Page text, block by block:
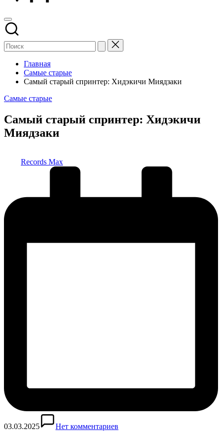
Главная
Самые старые
Самый старый спринтер: Хидэкичи Миядзаки
Опубликовано
Самые старые
Самый старый спринтер: Хидэкичи
Миядзаки
Records Max
03.03.2025
Нет комментариев